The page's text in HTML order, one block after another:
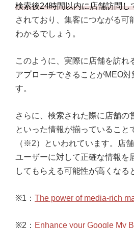
検索後24時間以内に店舗訪問し
されており、集客につながる可
わかるでしょう。
このように、実際に店舗を訪れ
アプローチできることがMEO
す。
さらに、検索された際に店舗の
といった情報が揃っていること
（※2）といわれています。店
ユーザーに対して正確な情報を
してもらえる可能性が高くなる
※1： The power of media-rich
※2： Enhance your Google My